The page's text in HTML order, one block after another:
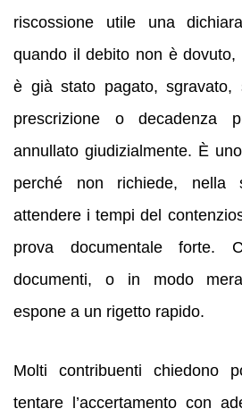
riscossione utile una
quando il debito non è dovuto,
è già stato pagato, sgravato,
prescrizione o decadenza
annullato giudizialmente. È
perché non richiede, nella
attendere i tempi del
prova documentale forte.
documenti, o in modo
espone a un rigetto rapido.
Molti contribuenti chiedono
tentare l’accertamento con